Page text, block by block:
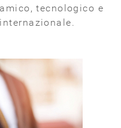
tecnologico e